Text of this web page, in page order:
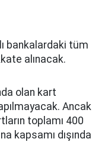
bankalardaki tüm
alınacak.
olan kart
Ancak
toplamı 400
kapsamı dışında